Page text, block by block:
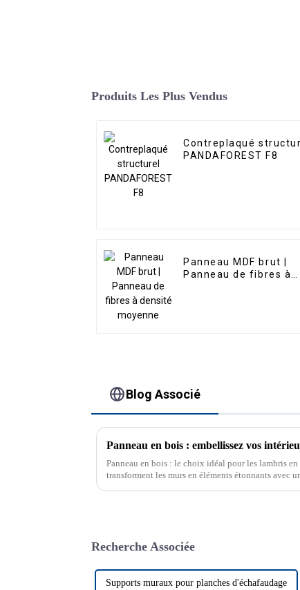
Produits Les Plus Vendus
Contreplaqué
PANDAFOREST F8
Panneau MDF brut |
Panneau de fibres à
Blog Associé
Panneau en bois : embellissez vos
Panneau en bois : le choix idéal pour les lambris
transforment les murs en éléments étonnants avec
Recherche Associée
Supports muraux pour planches d'échafaudage